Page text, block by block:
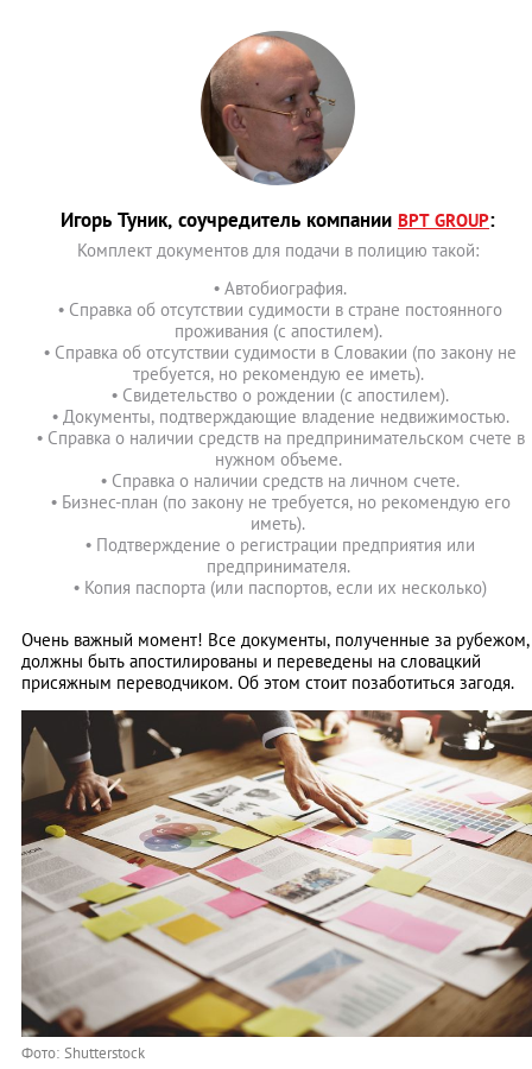
Игорь Туник, соучредитель компании BPT GROUP:
Комплект документов для подачи в полицию такой:
• Автобиография.
• Справка об отсутствии судимости в стране постоянного
проживания (с апостилем).
• Справка об отсутствии судимости в Словакии (по закону не
требуется, но рекомендую ее иметь).
• Свидетельство о рождении (с апостилем).
• Документы, подтверждающие владение недвижимостью.
• Справка о наличии средств на предпринимательском счете в
нужном объеме.
• Справка о наличии средств на личном счете.
• Бизнес-план (по закону не требуется, но рекомендую его
иметь).
• Подтверждение о регистрации предприятия или
предпринимателя.
• Копия паспорта (или паспортов, если их несколько)
Очень важный момент! Все документы, полученные за рубежом,
должны быть апостилированы и переведены на словацкий
присяжным переводчиком. Об этом стоит позаботиться загодя.
Фото: Shutterstock